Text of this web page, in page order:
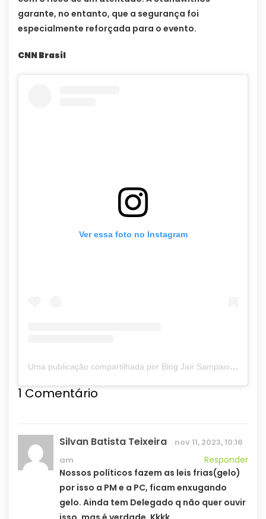
garante, no entanto, que a segurança foi
especialmente reforçada para o evento.
CNN Brasil
Ver essa foto no Instagram
Uma publicação compartilhada por Blog Jair Sampaio (@blogjairsampaio_)
1 Comentário
Silvan Batista Teixeira
nov 11, 2023, 10:16
am
Responder
Nossos políticos fazem as leis frias(gelo)
por isso a PM e a PC, ficam enxugando
gelo. Ainda tem Delegado q não quer ouvir